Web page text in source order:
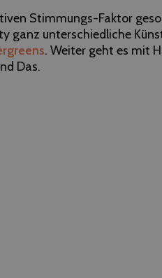
Stimmungs-Faktor
ganz unterschiedliche
. Weiter geht es mit
Das.